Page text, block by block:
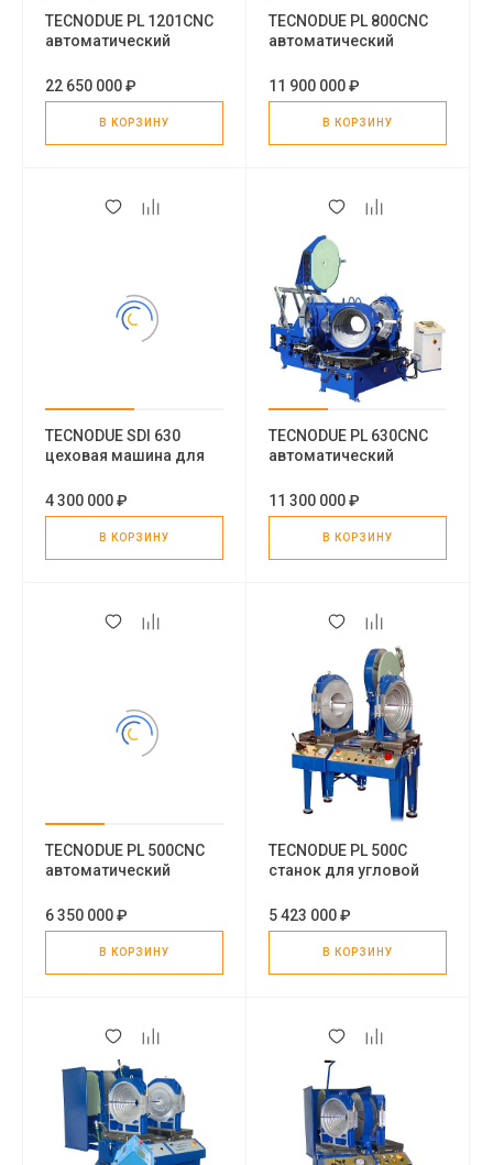
TECNODUE PL 1201CNC
автоматический
сварки пластиковых
труб
22 650 000 ₽
В КОРЗИНУ
TECNODUE PL 800CNC
автоматический
сварки пластиковых
труб
11 900 000 ₽
В КОРЗИНУ
TECNODUE SDI 630
цеховая машина для
трубе
4 300 000 ₽
В КОРЗИНУ
TECNODUE PL 630CNC
автоматический
сварки пластиковых
труб
11 300 000 ₽
В КОРЗИНУ
TECNODUE PL 500CNC
автоматический
сварки пластиковых
труб
6 350 000 ₽
В КОРЗИНУ
TECNODUE PL 500C
станок для угловой
труб
5 423 000 ₽
В КОРЗИНУ